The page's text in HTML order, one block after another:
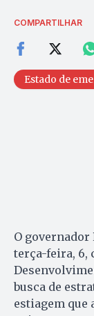
COMPARTILHAR
Estado de
O governador
terça-feira, 6,
busca de
estiagem que